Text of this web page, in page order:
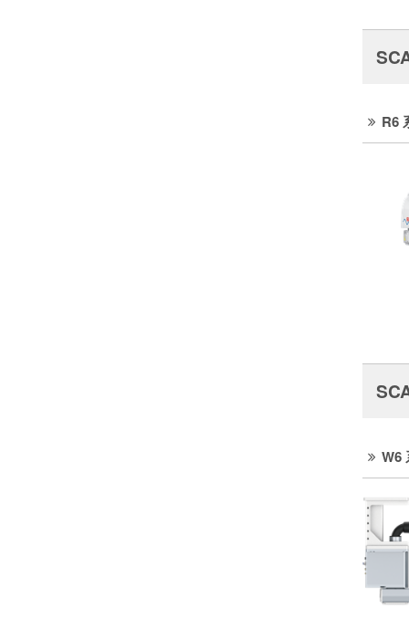
R6
W6